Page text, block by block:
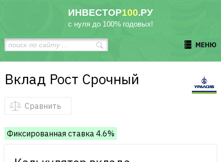
ИНВЕСТОР100.РУ
с нуля до 100% годовых!
МЕНЮ
Вклад Рост Срочный
Сравнить
Фиксированная ставка 4.6%